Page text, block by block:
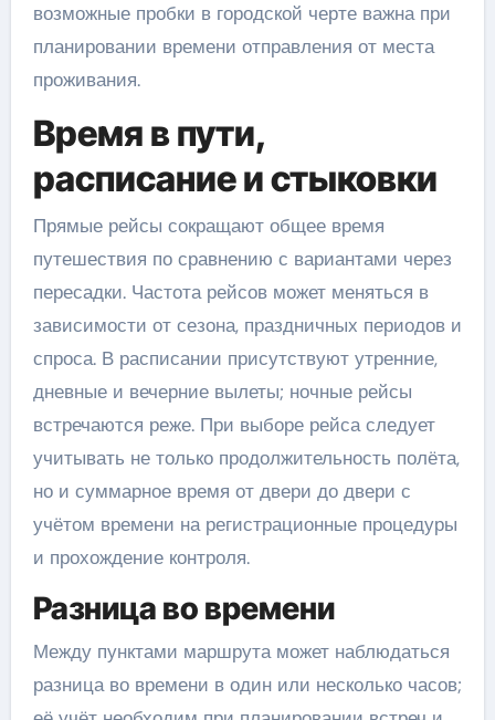
возможные пробки в городской черте важна при
планировании времени отправления от места
проживания.
Время в пути,
расписание и стыковки
Прямые рейсы сокращают общее время
путешествия по сравнению с вариантами через
пересадки. Частота рейсов может меняться в
зависимости от сезона, праздничных периодов и
спроса. В расписании присутствуют утренние,
дневные и вечерние вылеты; ночные рейсы
встречаются реже. При выборе рейса следует
учитывать не только продолжительность полёта,
но и суммарное время от двери до двери с
учётом времени на регистрационные процедуры
и прохождение контроля.
Разница во времени
Между пунктами маршрута может наблюдаться
разница во времени в один или несколько часов;